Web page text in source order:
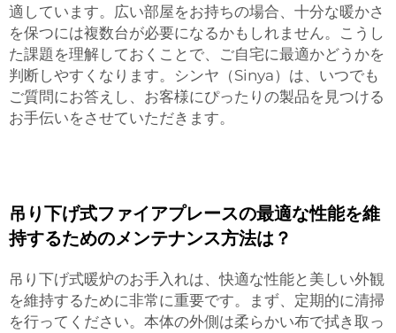
適しています。広い部屋をお持ちの場合、十分な暖かさ
を保つには複数台が必要になるかもしれません。こうし
た課題を理解しておくことで、ご自宅に最適かどうかを
判断しやすくなります。シンヤ（Sinya）は、いつでも
ご質問にお答えし、お客様にぴったりの製品を見つける
お手伝いをさせていただきます。
吊り下げ式ファイアプレースの最適な性能を維
持するためのメンテナンス方法は？
吊り下げ式暖炉のお手入れは、快適な性能と美しい外観
を維持するために非常に重要です。まず、定期的に清掃
を行ってください。本体の外側は柔らかい布で拭き取っ